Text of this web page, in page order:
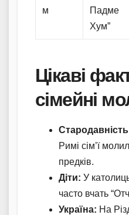
м
Падме
Хум”
Цікаві
сімейні
Римі сім’ї
предків.
Діти: У
часто вчать
Україна: На